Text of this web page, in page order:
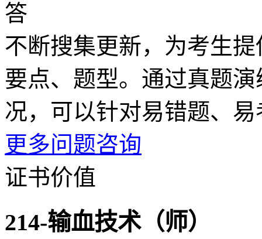
答
不断搜集更新，为考生
要点、题型。通过真题
况，可以针对易错题、
更多问题咨询
证书价值
214-输血技术（师）